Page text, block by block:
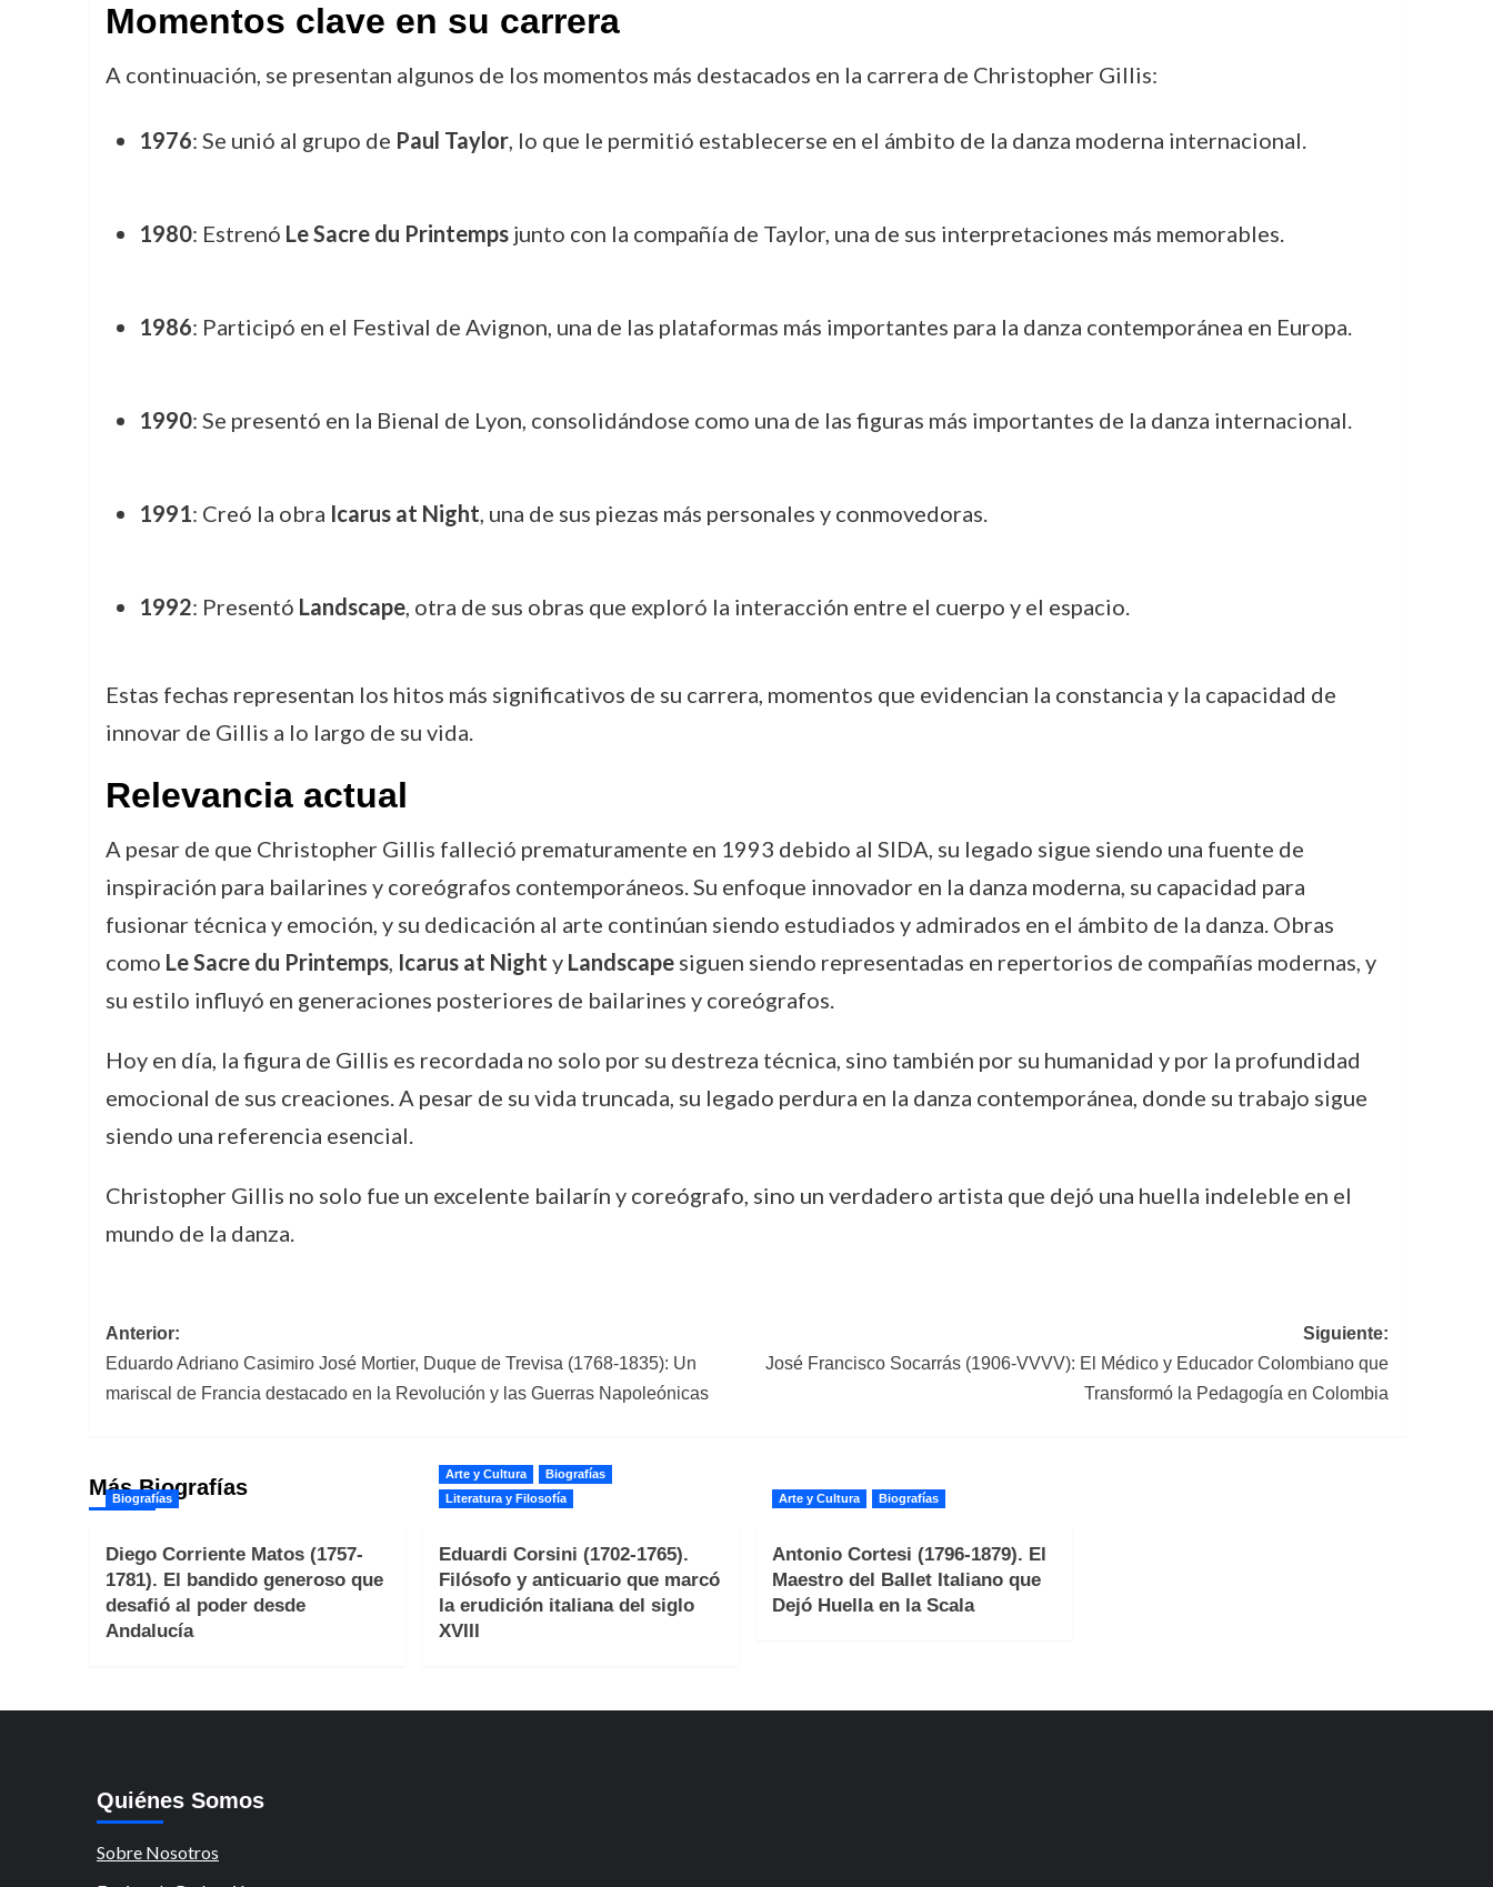
Momentos clave en su carrera
A continuación, se presentan algunos de los momentos más destacados en la carrera de Christopher Gillis:
1976: Se unió al grupo de Paul Taylor, lo que le permitió establecerse en el ámbito de la danza moderna internacional.
1980: Estrenó Le Sacre du Printempsjunto con la compañía de Taylor, una de sus interpretaciones más memorables.
1986: Participó en el Festival de Avignon, una de las plataformas más importantes para la danza contemporánea en Europa.
1990: Se presentó en la Bienal de Lyon, consolidándose como una de las figuras más importantes de la danza internacional.
1991: Creó la obra Icarus at Night, una de sus piezas más personales y conmovedoras.
1992: Presentó Landscape, otra de sus obras que exploró la interacción entre el cuerpo y el espacio.
Estas fechas representan los hitos más significativos de su carrera, momentos que evidencian la constancia y la capacidad de
innovar de Gillis a lo largo de su vida.
Relevancia actual
A pesar de que Christopher Gillis falleció prematuramente en 1993 debido al SIDA, su legado sigue siendo una fuente de
inspiración para bailarines y coreógrafos contemporáneos. Su enfoque innovador en la danza moderna, su capacidad para
fusionar técnica y emoción, y su dedicación al arte continúan siendo estudiados y admirados en el ámbito de la danza. Obras
como Le Sacre du Printemps, Icarus at Night y Landscapesiguen siendo representadas en repertorios de compañías modernas, y
su estilo influyó en generaciones posteriores de bailarines y coreógrafos.
Hoy en día, la figura de Gillis es recordada no solo por su destreza técnica, sino también por su humanidad y por la profundidad
emocional de sus creaciones. A pesar de su vida truncada, su legado perdura en la danza contemporánea, donde su trabajo sigue
siendo una referencia esencial.
Christopher Gillis no solo fue un excelente bailarín y coreógrafo, sino un verdadero artista que dejó una huella indeleble en el
mundo de la danza.
Navegación
de
Anterior:
Eduardo Adriano Casimiro José Mortier, Duque de Trevisa (1768-1835): Un
mariscal de Francia destacado en la Revolución y las Guerras Napoleónicas
Siguiente:
José Francisco Socarrás (1906-VVVV): El Médico y Educador Colombiano que
Transformó la Pedagogía en Colombia
Más Biografías
Biografías
Diego Corriente Matos (1757-
1781). El bandido generoso que
desafió al poder desde
Andalucía
Arte y Cultura
Biografías
Literatura y Filosofía
Eduardi Corsini (1702-1765).
Filósofo y anticuario que marcó
la erudición italiana del siglo
XVIII
Arte y Cultura Biografías
Antonio Cortesi (1796-1879). El
Maestro del Ballet Italiano que
Dejó Huella en la Scala
Quiénes Somos
Sobre Nosotros